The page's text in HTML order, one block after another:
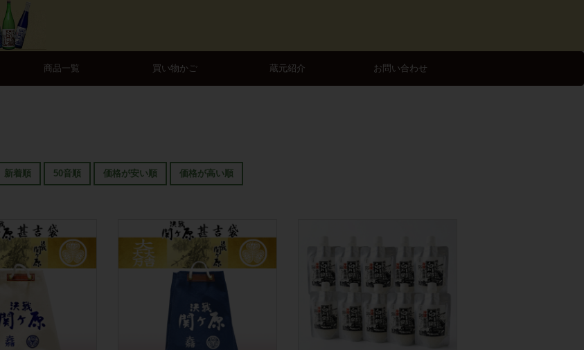
商品一覧 買い物かご 蔵元紹介 お問い合わせ
新着順 50音順 価格が安い順 価格が高い順